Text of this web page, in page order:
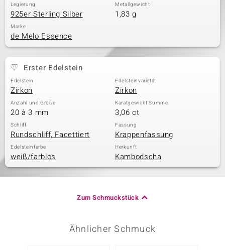
Legierung
925er Sterling Silber
Metallgewicht
1,83 g
Marke
de Melo Essence
Erster Edelstein
Edelstein
Zirkon
Edelsteinvarietät
Zirkon
Anzahl und Größe
20 à 3 mm
Karatgewicht Summe
3,06 ct
Schliff
Rundschliff, Facettiert
Fassung
Krappenfassung
Edelsteinfarbe
weiß/farblos
Herkunft
Kambodscha
Zum Schmuckstück
Ähnlicher Schmuck